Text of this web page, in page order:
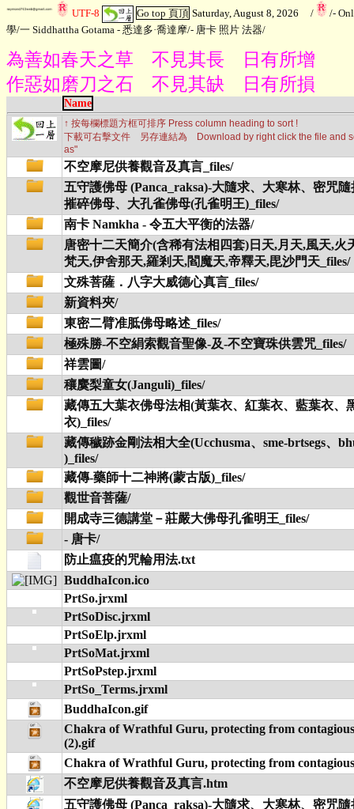
UTF-8 Go top 頁頂 Saturday, August 8, 2026 / /-
學/一 Siddhattha Gotama - 悉達多·喬達摩/- 唐卡 照片 法器/
為善如春天之草 不見其長 日有所增
作惡如磨刀之石 不見其缺 日有所損
Name
↑ 按每欄標題方框可排序 Press column heading to sort !
下載可右擊文件 另存連結為 Download by right click the file and
as"
不空摩尼供養觀音及真言_files/
五守護佛母 (Panca_raksa)-大隨求、大寒林、密咒
摧碎佛母、大孔雀佛母(孔雀明王)_files/
南卡 Namkha - 令五大平衡的法器/
唐密十二天簡介(含稀有法相四套)日天,月天,風天,火
梵天,伊舍那天,羅剎天,閻魔天,帝釋天,毘沙門天_files/
文殊菩薩．八字大威德心真言_files/
新資料夾/
東密二臂准胝佛母略述_files/
極殊勝-不空絹索觀音聖像-及-不空寶珠供雲咒_files/
祥雲圖/
穰麌梨童女(Janguli)_files/
藏傳五大葉衣佛母法相(黃葉衣、紅葉衣、藍葉衣、
衣)_files/
藏傳穢跡金剛法相大全(Ucchusma、sme-brtsegs、
)_files/
藏傳-藥師十二神將(蒙古版)_files/
觀世音菩薩/
開成寺三德講堂－莊嚴大佛母孔雀明王_files/
- 唐卡/
防止瘟疫的咒輪用法.txt
BuddhaIcon.ico
PrtSo.jrxml
PrtSoDisc.jrxml
PrtSoElp.jrxml
PrtSoMat.jrxml
PrtSoPstep.jrxml
PrtSo_Terms.jrxml
BuddhaIcon.gif
Chakra of Wrathful Guru, protecting from contagious
(2).gif
Chakra of Wrathful Guru, protecting from contagious
不空摩尼供養觀音及真言.htm
五守護佛母 (Panca_raksa)-大隨求、大寒林、密咒